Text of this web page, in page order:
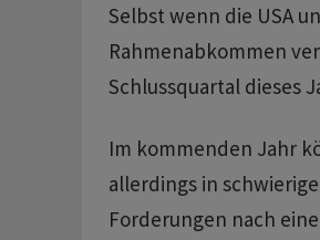
Selbst wenn die USA
Rahmenabkommen
Schlussquartal dieses
Im kommenden Jahr
allerdings in
Forderungen nach